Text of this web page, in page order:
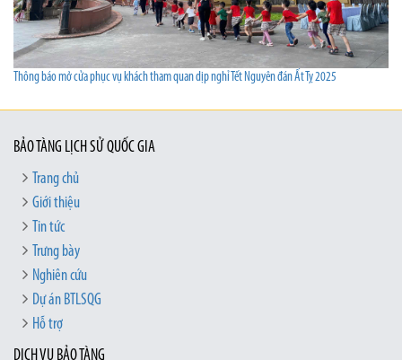
Thông báo mở cửa phục vụ khách tham quan dịp nghỉ Tết Nguyên đán Ất Tỵ 2025
BẢO TÀNG LỊCH SỬ QUỐC GIA
Trang chủ
Giới thiệu
Tin tức
Trưng bày
Nghiên cứu
Dự án BTLSQG
Hỗ trợ
DỊCH VỤ BẢO TÀNG